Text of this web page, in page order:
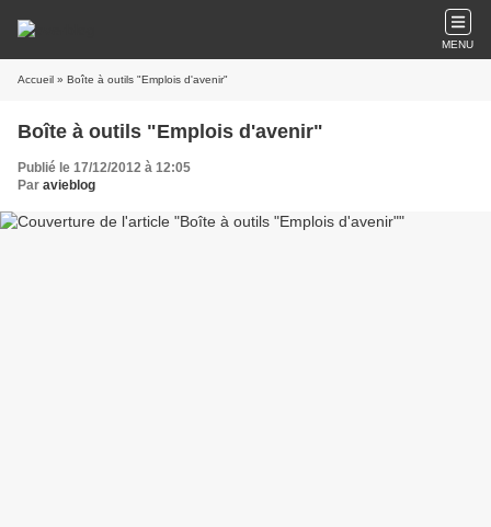
MENU
Accueil » Boîte à outils "Emplois d'avenir"
Boîte à outils "Emplois d'avenir"
Publié le 17/12/2012 à 12:05
Par avieblog